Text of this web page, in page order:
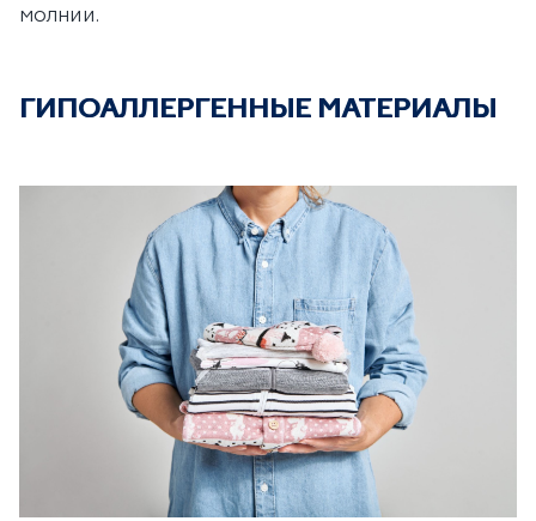
молнии.
ГИПОАЛЛЕРГЕННЫЕ МАТЕРИАЛЫ